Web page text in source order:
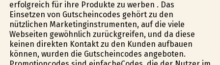
erfolgreich für ihre Produkte zu werben . Das
Einsetzen von Gutscheincodes gehört zu den
nützlichen Marketinginstrumenten, auf die viele
Webseiten gewöhnlich zurückgreifen, und da diese
keinen direkten Kontakt zu den Kunden aufbauen
können, wurden die Gutscheincodes angeboten.